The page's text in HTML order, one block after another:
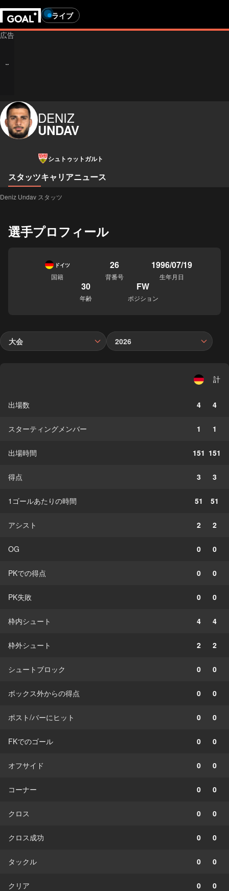
ライブ
DENIZ
UNDAV
シュトゥットガルト
スタッツキャリアニュース
Deniz Undav スタッツ
選手プロフィール
ドイツ
国籍
26
背番号
1996/07/19
生年月日
30
年齢
FW
ポジション
大会 2026
計
出場数 4 4
スターティングメンバー 1 1
出場時間 151 151
得点 3 3
1ゴールあたりの時間 51 51
アシスト 2 2
OG 0 0
PKでの得点 0 0
PK失敗 0 0
枠内シュート 4 4
枠外シュート 2 2
シュートブロック 0 0
ボックス外からの得点 0 0
ポスト/バーにヒット 0 0
FKでのゴール 0 0
オフサイド 0 0
コーナー 0 0
クロス 0 0
クロス成功 0 0
タックル 0 0
クリア 0 0